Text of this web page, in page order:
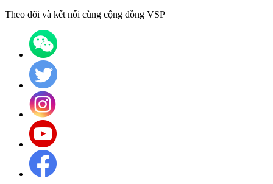
Theo dõi và kết nối cùng cộng đồng VSP